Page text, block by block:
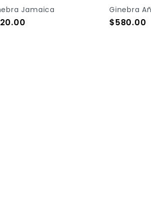
Jamaica Ginebra
Precio
$580.00